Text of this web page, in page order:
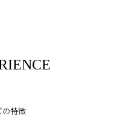
の特徴